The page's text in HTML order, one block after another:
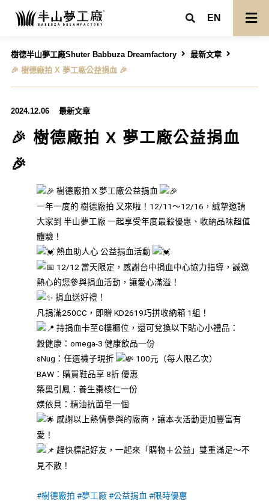
EN
樹德半山夢工廠Shuter Babbuza Dreamfactory
最新文章
🎉 樹德廠拍 X 夢工廠公益捐血 🎉
2024.12.06 最新文章
🎉 樹德廠拍 X 夢工廠公益捐血
🎉
樹德廠拍 X 夢工廠公益捐血
一年一度的 樹德廠拍 又來啦！12/11～12/16，誠摯邀請
大家到 半山夢工廠 一起享受年度最殺優惠、收納品味超值
體驗！
熱血助人心 公益捐血活動
12/12 當天限定，感謝台中捐血中心協力指導，誠邀
熱心的您參與捐血活動，讓愛心滿溢！
捐血送好禮！
凡捐滿250CC，即贈 KD2619巧拼收納箱 1組！
持捐血卡至G樓櫃位，還可兌換以下貼心小禮品：
穀健康：omega-3 健康飲品一份
sNug：任選襪子現折
100元（每人限乙次）
BAW：購買鞋品享 8折 優惠
築巢引鳳：養生棗核仁一份
媄依貝：精油抗菌皂一個
感謝以上熱情參與的廠商，讓本次活動更加豐富有
愛！
趕快標記好友，一起來「購物＋公益」雙重滿足～不
見不散！
#樹德廠拍 #夢工廠 #公益捐血 #限時優惠